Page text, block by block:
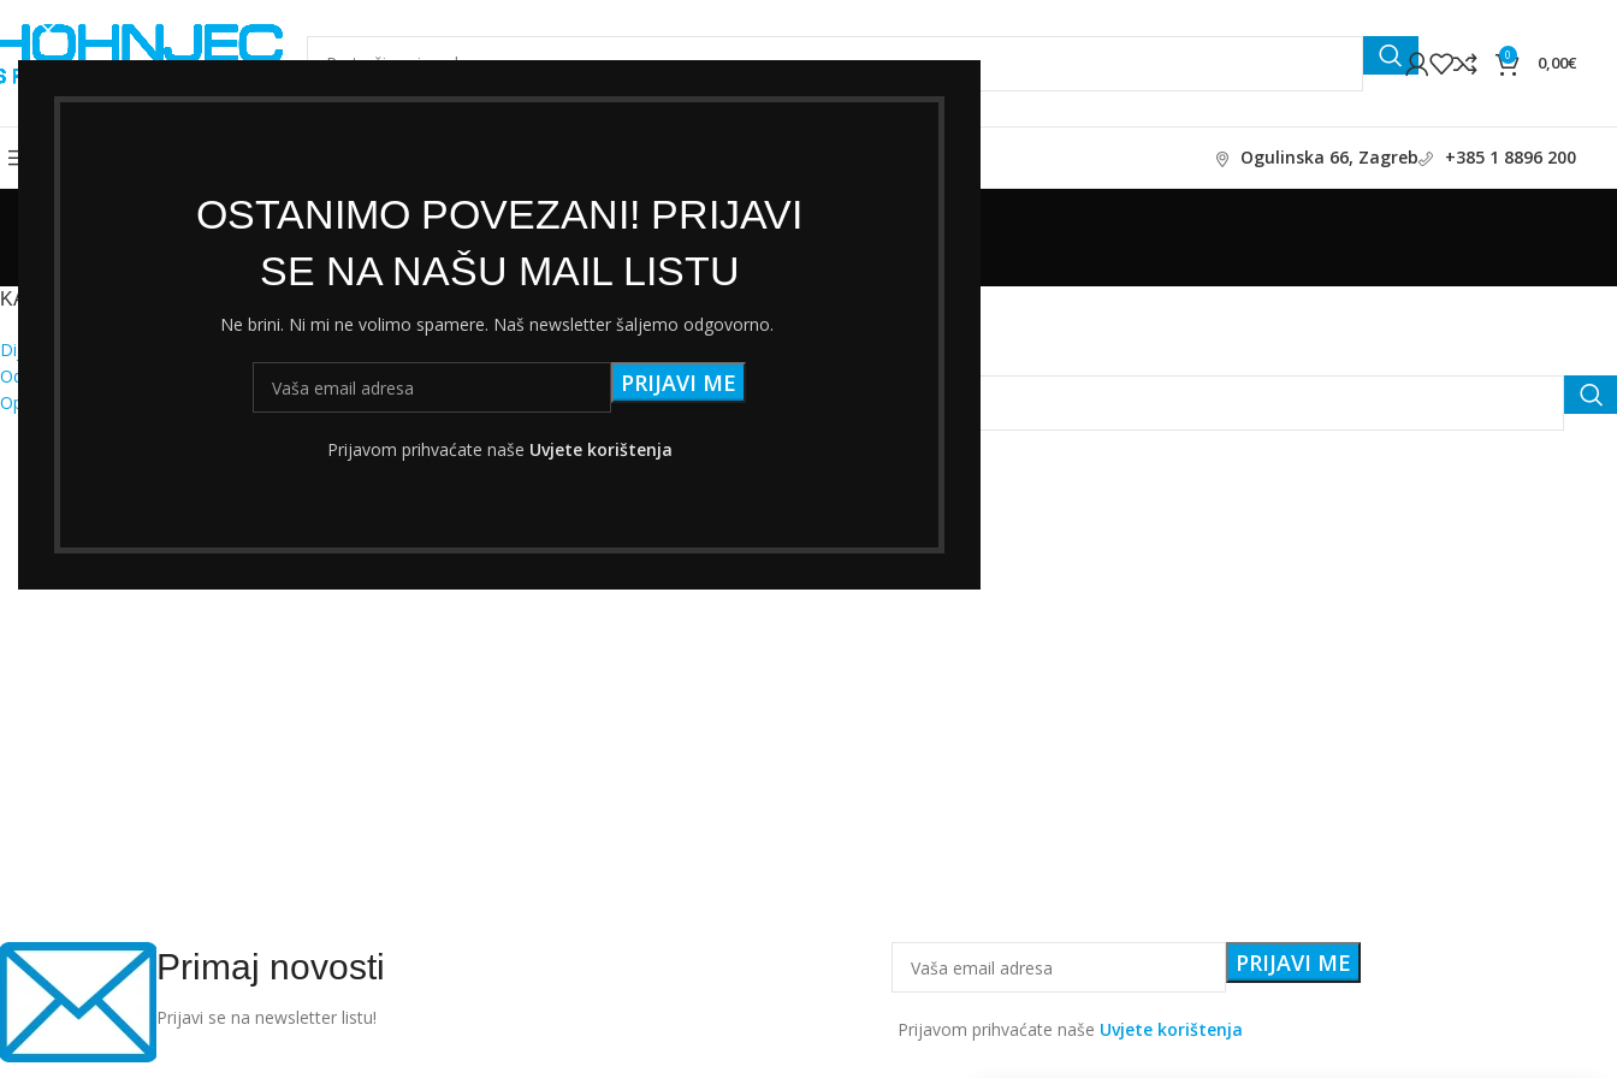
OSTANIMO POVEZANI! PRIJAVI
SE NA NAŠU MAIL LISTU
Ne brini. Ni mi ne volimo spamere. Naš newsletter šaljemo odgovorno.
Prijavom prihvaćate naše Uvjete korištenja
ODABERI KATEGORIJU
0 0,00€
Ogulinska 66, Zagreb +385 1 8896 200
1.40
KATEGORIJE
Dijelovi
Odjeća
Oprema
Nisu pronađeni proizvodi koji odgovaraju vašem odabiru.
Primaj novosti
Prijavi se na newsletter listu!
Prijavom prihvaćate naše Uvjete korištenja